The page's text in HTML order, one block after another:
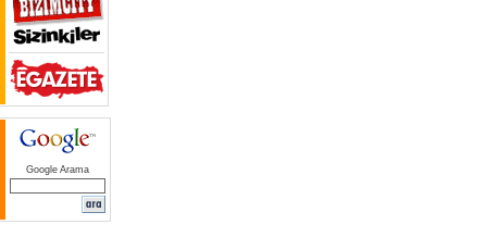
Google Arama